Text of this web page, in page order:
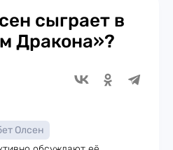
сыграет в
Дракона»?
Олсен